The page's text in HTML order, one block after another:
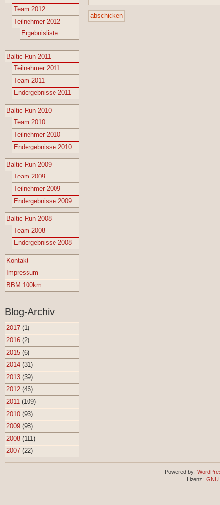
Team 2012
Teilnehmer 2012
Ergebnisliste
Baltic-Run 2011
Teilnehmer 2011
Team 2011
Endergebnisse 2011
Baltic-Run 2010
Team 2010
Teilnehmer 2010
Endergebnisse 2010
Baltic-Run 2009
Team 2009
Teilnehmer 2009
Endergebnisse 2009
Baltic-Run 2008
Team 2008
Endergebnisse 2008
Kontakt
Impressum
BBM 100km
Blog-Archiv
2017 (1)
2016 (2)
2015 (6)
2014 (31)
2013 (39)
2012 (46)
2011 (109)
2010 (93)
2009 (98)
2008 (111)
2007 (22)
Powered by:
Lizenz: GNU